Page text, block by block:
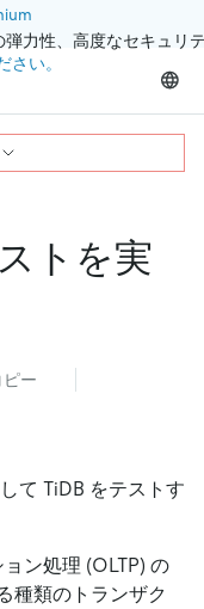
力性、高度なセキュリ
さい。
トを実
ー
て TiDB をテストす
ン処理 (OLTP) の
種類のトランザク